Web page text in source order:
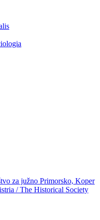
za južno Primorsko, Koper
/ The Historical Society